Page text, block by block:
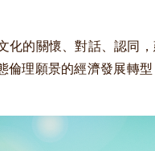
的關懷、對話、認同
理願景的經濟發展轉